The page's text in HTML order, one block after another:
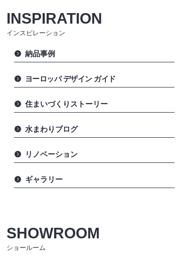
INSPIRATION
インスピレーション
納品事例
ヨーロッパ デザイン ガイド
住まいづくりストーリー
水まわりブログ
リノベーション
ギャラリー
SHOWROOM
ショールーム